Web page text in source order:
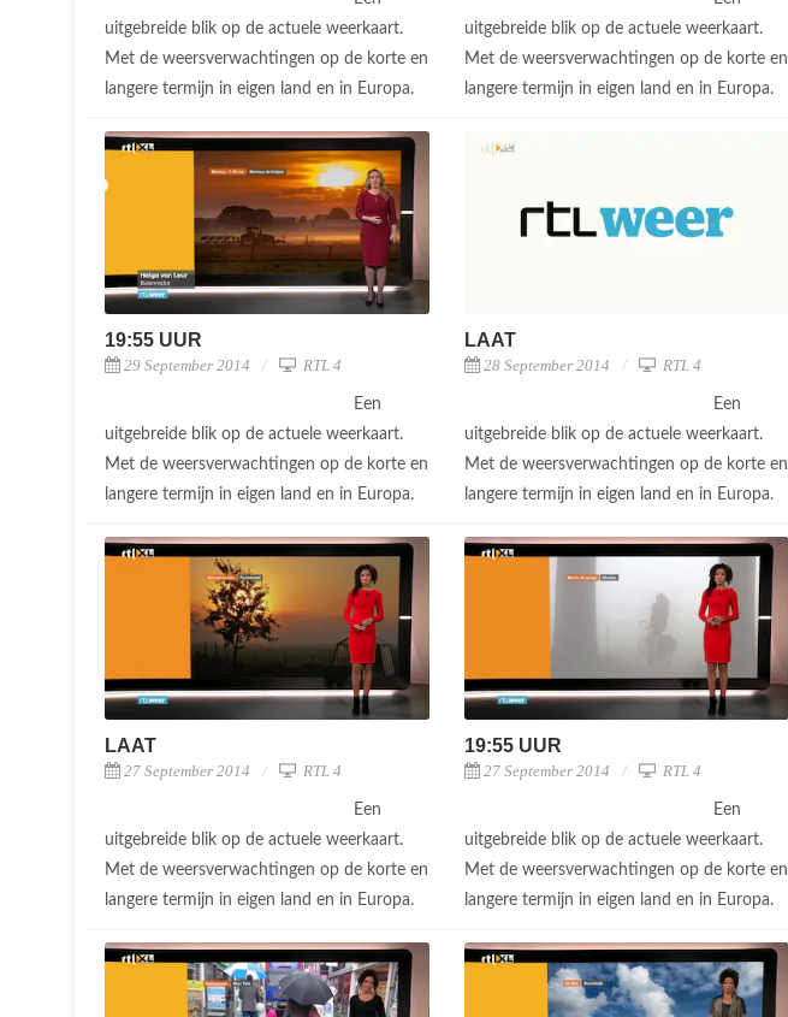
uitgebreide blik op de actuele weerkaart.
Met de weersverwachtingen op de korte en
langere termijn in eigen land en in Europa.
uitgebreide blik op de actuele weerkaart.
Met de weersverwachtingen op de korte en
langere termijn in eigen land en in Europa.
19:55 UUR
29 September 2014 RTL 4
Een
uitgebreide blik op de actuele weerkaart.
Met de weersverwachtingen op de korte en
langere termijn in eigen land en in Europa.
LAAT
28 September 2014 RTL 4
Een
uitgebreide blik op de actuele weerkaart.
Met de weersverwachtingen op de korte en
langere termijn in eigen land en in Europa.
LAAT
27 September 2014 RTL 4
Een
uitgebreide blik op de actuele weerkaart.
Met de weersverwachtingen op de korte en
langere termijn in eigen land en in Europa.
19:55 UUR
27 September 2014 RTL 4
Een
uitgebreide blik op de actuele weerkaart.
Met de weersverwachtingen op de korte en
langere termijn in eigen land en in Europa.